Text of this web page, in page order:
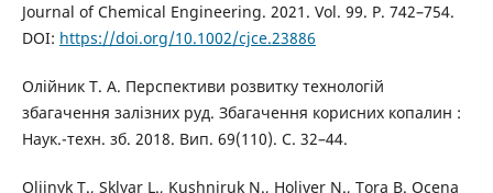
Journal of Chemical Engineering. 2021. Vol. 99. P. 742–754.
DOI: https://doi.org/10.1002/cjce.23886
Олійник Т. А. Перспективи розвитку технологій
збагачення залізних руд. Збагачення корисних копалин :
Наук.-техн. зб. 2018. Вип. 69(110). С. 32–44.
Oliinyk T., Sklyar L., Kushniruk N., Holiver N., Tora B. Ocena